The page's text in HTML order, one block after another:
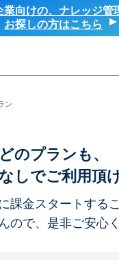
業向けの、ナレッジ
お探しの方はこちら
ン
どのプランも、
しでご利用頂
課金スタートする
ので、是非ご安心